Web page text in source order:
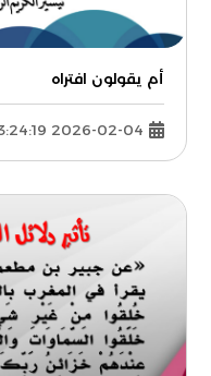
أم يقولون افتراه
2026-02-04 13:24:19